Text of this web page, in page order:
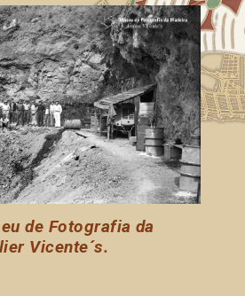
de Fotografia da
Vicente´s.